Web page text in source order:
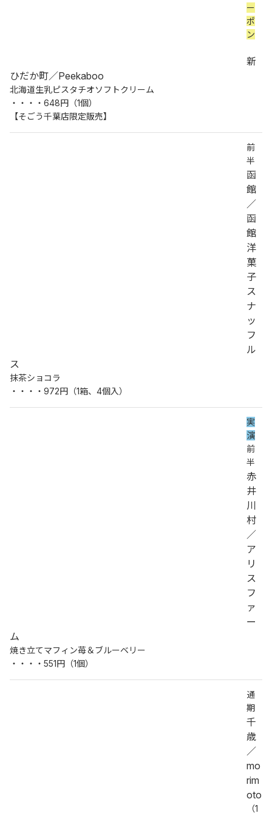
ー
ポ
ン
新
ひだか町／Peekaboo
北海道生乳ピスタチオソフトクリーム
・・・・648円（1個）
【そごう千葉店限定販売】
前
半
函
館
／
函
館
洋
菓
子
ス
ナ
ッ
フ
ル
ス
抹茶ショコラ
・・・・972円（1箱、4個入）
実
演
前
半
赤
井
川
村
／
ア
リ
ス
フ
ァ
ー
ム
焼き立てマフィン苺＆ブルーベリー
・・・・551円（1個）
通
期
千
歳
／
mo
rim
oto
（1